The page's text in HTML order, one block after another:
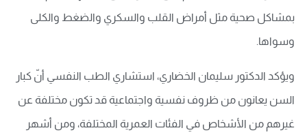
بمشاكل صحية مثل أمراض القلب والسكري والضغط والكلى
وسواها.
ويؤكد الدكتور سليمان الخضاري، استشاري الطب النفسي أنّ كبار
السن يعانون من ظروف نفسية واجتماعية قد تكون مختلفة عن
غيرهم من الأشخاص في الفئات العمرية المختلفة، ومن أشهر